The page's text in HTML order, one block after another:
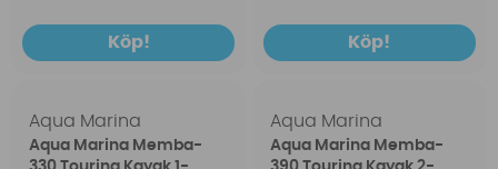
Köp! Köp!
Aqua Marina
Aqua Marina Memba-
Aqua Marina
Aqua Marina Memba-